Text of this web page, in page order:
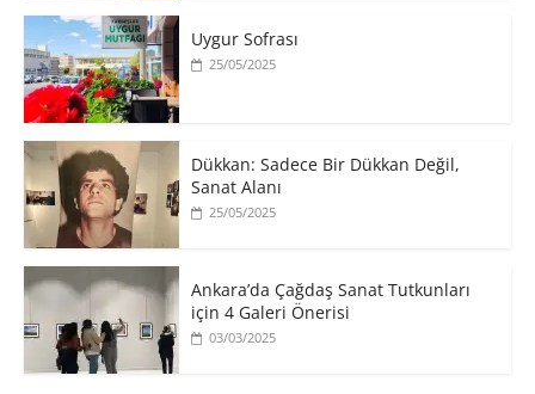
Uygur Sofrası
25/05/2025
​Dükkan: Sadece Bir Dükkan Değil,
Sanat Alanı
25/05/2025
Ankara’da Çağdaş Sanat Tutkunları
için 4 Galeri Önerisi
03/03/2025